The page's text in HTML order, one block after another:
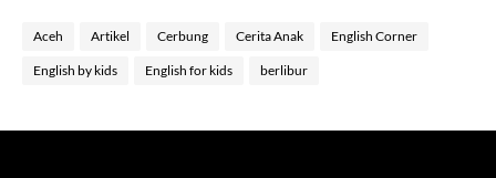
Aceh Artikel Cerbung Cerita Anak English Corner
English by kids English for kids berlibur